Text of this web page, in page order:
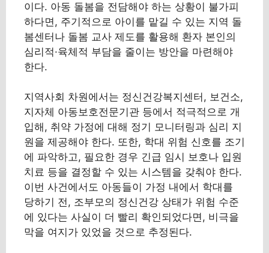
이다. 아동 돌봄을 전담해야 하는 상황이 불가피
하다면, 주기적으로 아이를 맡길 수 있는 지역 돌
봄센터나 돌봄 교사 제도를 활용해 환자 본인의
심리적·육체적 부담을 줄이는 방안을 마련해야
한다.
지역사회 차원에서는 정신건강복지센터, 보건소,
지자체 아동보호전문기관 등에서 적극적으로 개
입해, 취약 가정에 대해 정기 모니터링과 심리 지
원을 제공해야 한다. 또한, 학대 위험 신호를 조기
에 파악하고, 필요한 경우 긴급 임시 보호나 입원
치료 등을 결정할 수 있는 시스템을 갖춰야 한다.
이번 사건에서도 아동들이 가정 내에서 학대를
당하기 전, 조부모의 정신건강 상태가 위험 수준
에 있다는 사실이 더 빨리 확인되었다면, 비극을
막을 여지가 있었을 것으로 추정된다.